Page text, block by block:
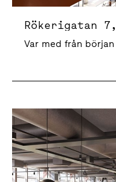
Var med från
Rökerigatan 7